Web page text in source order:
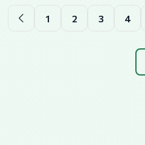
1 2 3 4